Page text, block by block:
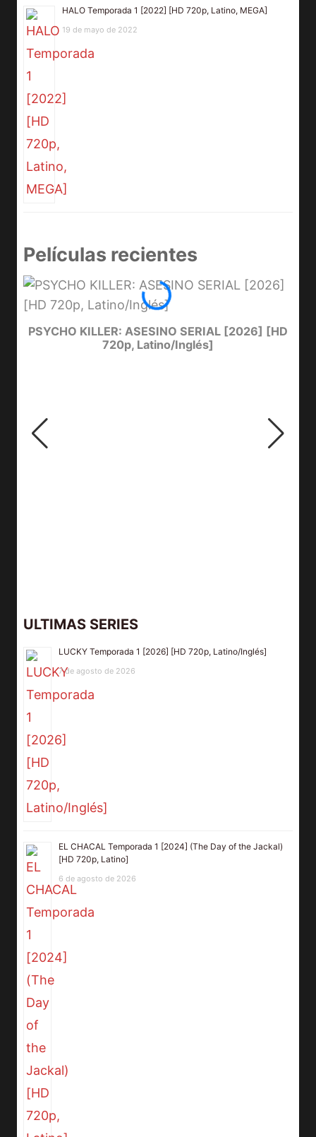
HALO Temporada 1 [2022] [HD 720p, Latino, MEGA]
19 de mayo de 2022
Películas recientes
PSYCHO KILLER: ASESINO SERIAL [2026] [HD
720p, Latino/Inglés]
ULTIMAS SERIES
LUCKY Temporada 1 [2026] [HD 720p, Latino/Inglés]
7 de agosto de 2026
EL CHACAL Temporada 1 [2024] (The Day of the Jackal)
[HD 720p, Latino]
6 de agosto de 2026